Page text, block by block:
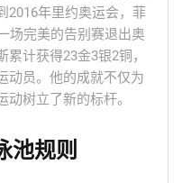
2016年里约奥运会，菲
场完美的告别赛退出奥
计获得23金3银2铜，
动员。他的成就不仅为
树立了新的标杆。
池规则